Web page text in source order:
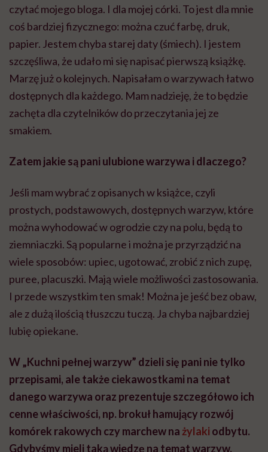
czytać mojego bloga. I dla mojej córki. To jest dla mnie
coś bardziej fizycznego: można czuć farbę, druk,
papier. Jestem chyba starej daty (śmiech). I jestem
szczęśliwa, że udało mi się napisać pierwszą książkę.
Marzę już o kolejnych. Napisałam o warzywach łatwo
dostępnych dla każdego. Mam nadzieję, że to będzie
zachęta dla czytelników do przeczytania jej ze
smakiem.
Zatem jakie są pani ulubione warzywa i dlaczego?
Jeśli mam wybrać z opisanych w książce, czyli
prostych, podstawowych, dostępnych warzyw, które
można wyhodować w ogrodzie czy na polu, będą to
ziemniaczki. Są popularne i można je przyrządzić na
wiele sposobów: upiec, ugotować, zrobić z nich zupę,
puree, placuszki. Mają wiele możliwości zastosowania.
I przede wszystkim ten smak! Można je jeść bez obaw,
ale z dużą ilością tłuszczu tuczą. Ja chyba najbardziej
lubię opiekane.
W „Kuchni pełnej warzyw” dzieli się pani nie tylko
przepisami, ale także ciekawostkami na temat
danego warzywa oraz prezentuje szczegółowo ich
cenne właściwości, np. brokuł hamujący rozwój
komórek rakowych czy marchew na żylaki odbytu.
Gdybyśmy mieli taką wiedzę na temat warzyw,